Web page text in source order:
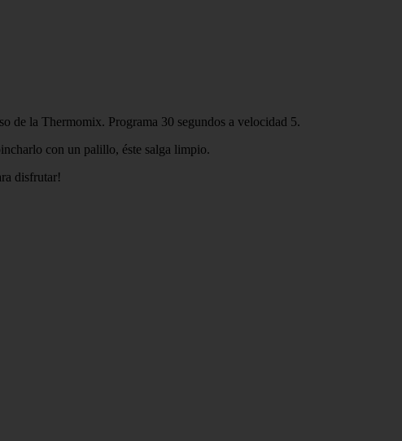
de la Thermomix. Programa 30 segundos a velocidad 5.
con un palillo, éste salga limpio.
disfrutar!